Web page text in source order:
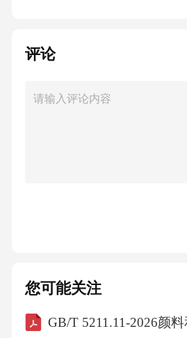
多级跳：每人练习2-3组，每
跳得远且动作规范。*要求：
或折返跑组合。*变速跑：
跑100米+慢跑100米，重复
个标志物（相距10-15米），
进行折返跑，规定时间（如
评论
您可能关注